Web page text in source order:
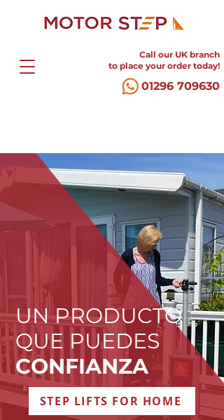
Call our UK branch
to place your order today!
01296 709630
UN PRODUCTO
QUE PUEDES
CONFIANZA
STEP LIFTS FOR HOME